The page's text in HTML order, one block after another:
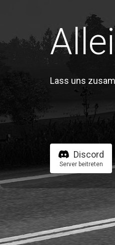
Lass uns
Discord
Server beitreten